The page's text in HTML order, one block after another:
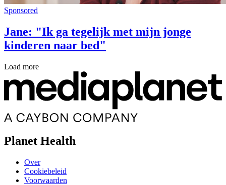
Sponsored
Jane: "Ik ga tegelijk met mijn jonge
kinderen naar bed"
Load more
Planet Health
Over
Cookiebeleid
Voorwaarden